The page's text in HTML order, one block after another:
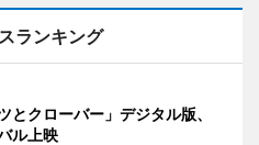
ランキング
とクローバー」デジタル版、
ル上映